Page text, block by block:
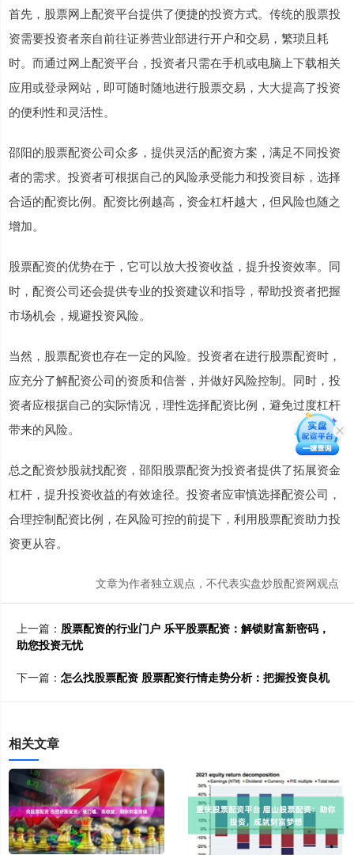
首先，股票网上配资平台提供了便捷的投资方式。传统的股票投
资需要投资者亲自前往证券营业部进行开户和交易，繁琐且耗
时。而通过网上配资平台，投资者只需在手机或电脑上下载相关
应用或登录网站，即可随时随地进行股票交易，大大提高了投资
的便利性和灵活性。
邵阳的股票配资公司众多，提供灵活的配资方案，满足不同投资
者的需求。投资者可根据自己的风险承受能力和投资目标，选择
合适的配资比例。配资比例越高，资金杠杆越大，但风险也随之
增加。
股票配资的优势在于，它可以放大投资收益，提升投资效率。同
时，配资公司还会提供专业的投资建议和指导，帮助投资者把握
市场机会，规避投资风险。
当然，股票配资也存在一定的风险。投资者在进行股票配资时，
应充分了解配资公司的资质和信誉，并做好风险控制。同时，投
资者应根据自己的实际情况，理性选择配资比例，避免过度杠杆
带来的风险。
总之配资炒股就找配资，邵阳股票配资为投资者提供了拓展资金
杠杆，提升投资收益的有效途径。投资者应审慎选择配资公司，
合理控制配资比例，在风险可控的前提下，利用股票配资助力投
资更从容。
文章为作者独立观点，不代表实盘炒股配资网观点
上一篇： 股票配资的行业门户 乐平股票配资：解锁财富新密码，
助您投资无忧
下一篇： 怎么找股票配资 股票配资行情走势分析：把握投资良机
相关文章